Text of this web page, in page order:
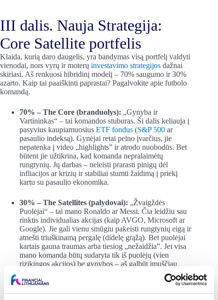
III dalis. Nauja Strategija:
Core Satellite portfelis
Klaida, kurią daro daugelis, yra bandymas visą portfelį valdyti
vienodai, nors vyrų ir moterų investavimo strategijos dažnai
skiriasi. Aš renkuosi hibridinį modelį – 70% saugumo ir 30%
azarto. Kaip tai paaiškinti paprastai? Pagalvokite apie futbolo
komandą.
70% – The Core (branduolys): „Gynyba ir
Vartininkas“ – tai komandos stuburas. Ši dalis keliauja į
pasyvius kaupiamuosius ETF fondus (S&P 500 ar
pasaulio indeksą). Gynėjai retai pelno įvarčius, jie
nepatenka į video „highlights” ir atrodo nuobodūs. Bet
būtent jie užtikrina, kad komanda nepralaimėtų
rungtynių. Jų darbas – neleisti prarasti pinigų dėl
infliacijos ar krizių ir stabiliai stumti žaidimą į priekį
kartu su pasaulio ekonomika.
30% – The Satellites (palydovai): „Žvaigždės
Puolėjai“ – tai mano Ronaldo ar Messi. Čia leidžiu sau
rinktis individualias akcijas (kaip AVGO, Microsoft ar
Google). Jie gali vienu smūgiu pakeisti rungtynių eigą ir
atnešti triuškinamą pergalę (didelę grąžą). Bet puolėjai
kartais gauna traumas arba tiesiog „nežaidžia”. Jei visa
mano komanda būtų sudaryta tik iš puolėjų (vien
rizikingos akcijos) be gynybos – aš galbūt įmuščiau
pralaimėčiau čempionatą.